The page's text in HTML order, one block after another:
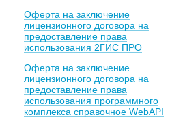
Оферта на заключение
лицензионного договора на
предоставление права
использования 2ГИС ПРО
Оферта на заключение
лицензионного договора на
предоставление права
использования программного
комплекса справочное WebAPI